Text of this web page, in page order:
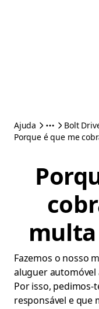
Ajuda
Bolt
Porque é que me
Fazemos o nosso
aluguer automóvel
Por isso, pedimos-
responsável e que